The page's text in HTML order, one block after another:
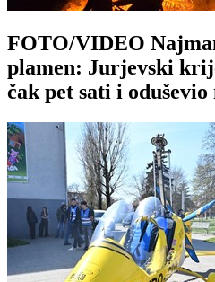
FOTO/VIDEO
plamen: Jurjevski
čak pet sati i oduševio